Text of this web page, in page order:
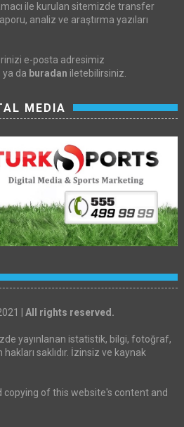
ile kurulan sitemizde transfer
analiz ve araştırma yazıları
e-posta adresimiz
ya da buradan iletebilirsiniz.
MEDIA
| All rights reserved.
yayınlanan istatistik, bilgi, fotoğraf,
saklıdır. İzinsiz ve kaynak
copying of this website's content and